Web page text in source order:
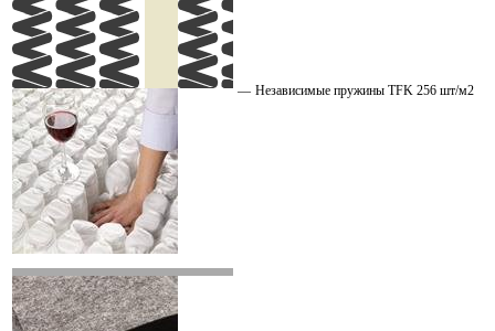
— Независимые пружины TFK 256 шт/м2